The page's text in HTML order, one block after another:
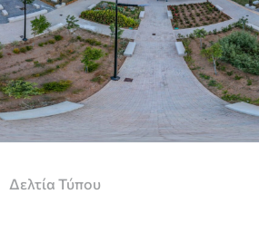
Δελτία Τύπου